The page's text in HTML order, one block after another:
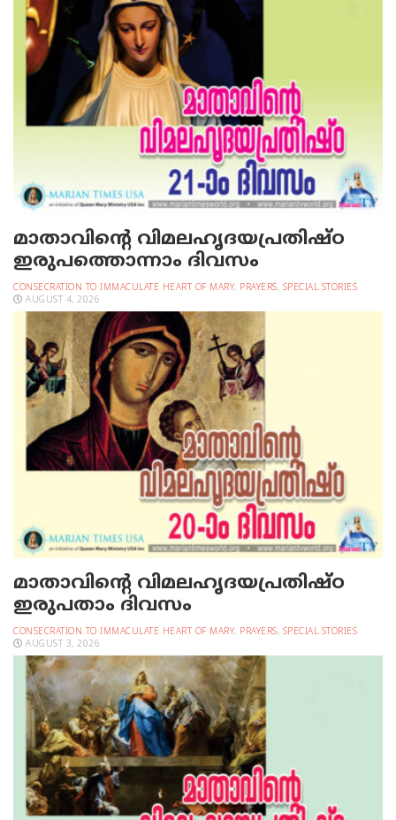
മാതാവിന്റെ വിമലഹൃദയപ്രതിഷ്ഠ
ഇരുപത്തൊന്നാം ദിവസം
CONSECRATION TO IMMACULATE HEART OF MARY, PRAYERS, SPECIAL STORIES
AUGUST 4, 2026
മാതാവിന്റെ വിമലഹൃദയപ്രതിഷ്ഠ
ഇരുപതാം ദിവസം
CONSECRATION TO IMMACULATE HEART OF MARY, PRAYERS, SPECIAL STORIES
AUGUST 3, 2026